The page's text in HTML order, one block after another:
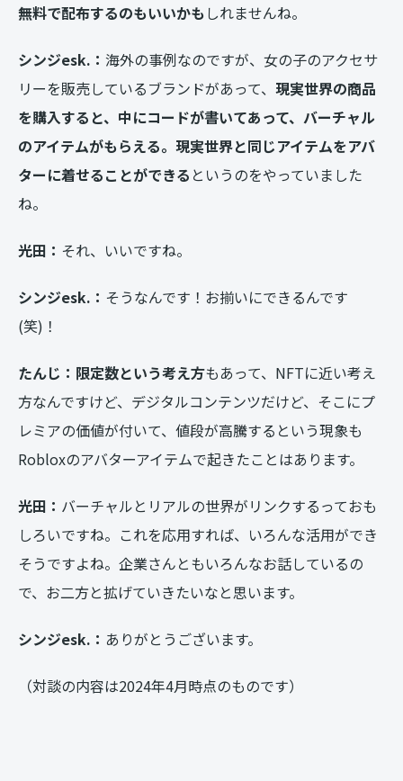
無料で配布するのもいいかも しれませんね。
シンジesk.： 海外の事例なのですが、女の子のアクセサ
リーを販売しているブランドがあって、 現実世界の商品
を購入すると、中にコードが書いてあって、バーチャル
のアイテムがもらえる。現実世界と同じアイテムをアバ
ターに着せることができる というのをやっていました
ね。
光田： それ、いいですね。
シンジesk.： そうなんです！お揃いにできるんです
(笑)！
たんじ：限定数という考え方もあって、NFTに近い考え
方なんですけど、デジタルコンテンツだけど、そこにプ
レミアの価値が付いて、値段が高騰するという現象も
Robloxのアバターアイテムで起きたことはあります。
光田： バーチャルとリアルの世界がリンクするっておも
しろいですね。これを応用すれば、いろんな活用ができ
そうですよね。企業さんともいろんなお話しているの
で、お二方と拡げていきたいなと思います。
シンジesk.： ありがとうございます。
（対談の内容は2024年4月時点のものです）